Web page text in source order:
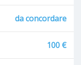
da concordare
100 €